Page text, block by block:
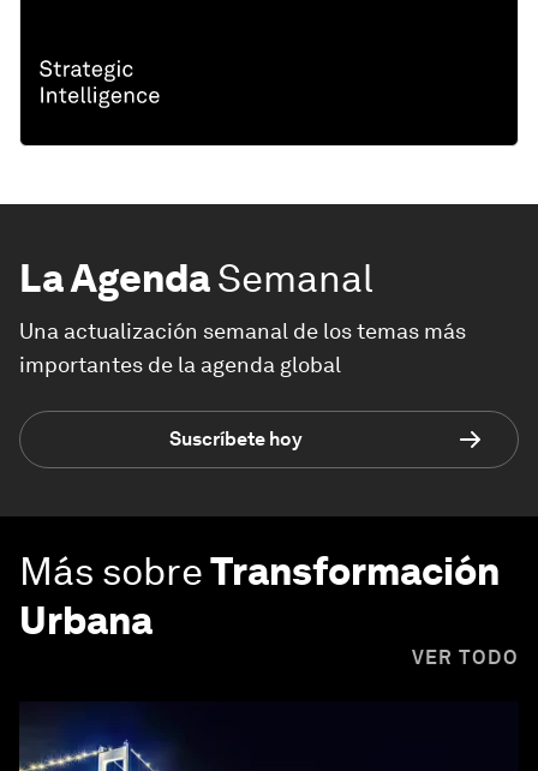
La AgendaSemanal
Una actualización semanal de los temas más
importantes de la agenda global
Suscríbete hoy
Más sobreTransformación
Urbana
VER TODO